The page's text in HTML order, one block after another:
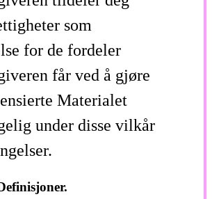
som
for de fordeler
får ved å gjøre
Materialet
under disse vilkår